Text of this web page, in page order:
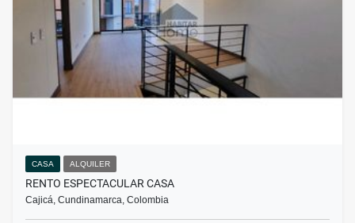
CASA ALQUILER
RENTO ESPECTACULAR CASA
Cajicá, Cundinamarca, Colombia